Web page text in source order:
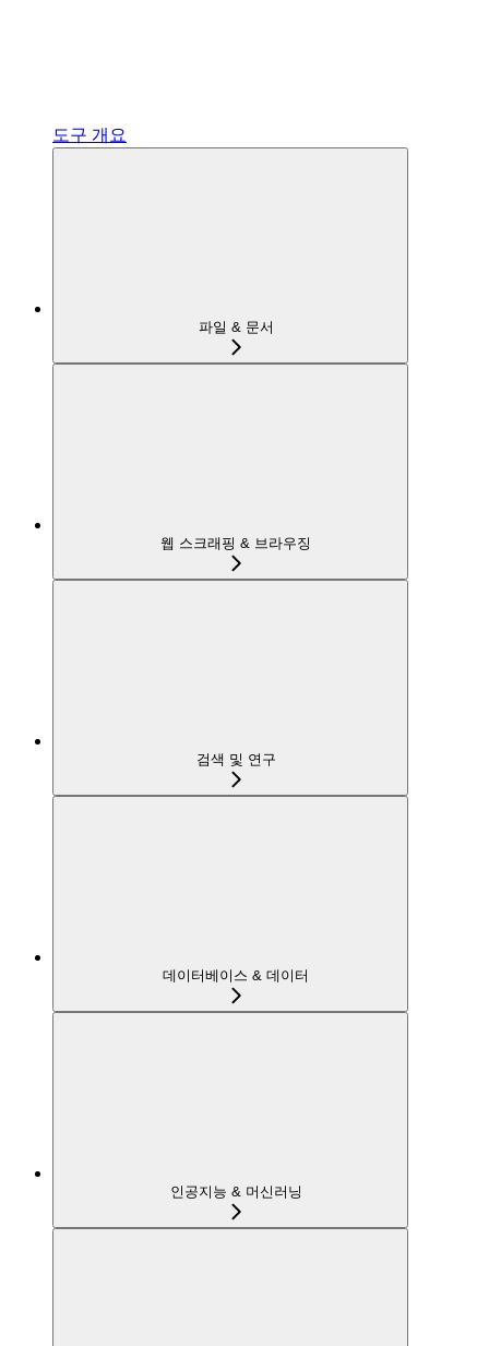
도구 개요
파일 & 문서
웹 스크래핑 & 브라우징
검색 및 연구
데이터베이스 & 데이터
인공지능 & 머신러닝